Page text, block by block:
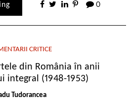
0
CRITICE
din România în anii
integral (1948-1953)
Tudorancea